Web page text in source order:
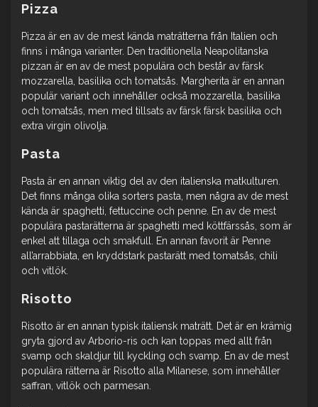
Pizza
Pizza är en av de mest kända maträtterna från Italien och
finns i många varianter. Den traditionella Neapolitanska
pizzan är en av de mest populära och består av färsk
mozzarella, basilika och tomatsås. Margherita är en annan
populär variant och innehåller också mozzarella, basilika
och tomatsås, men med tillsats av färsk färsk basilika och
extra virgin olivolja.
Pasta
Pasta är en annan viktig del av den italienska matkulturen.
Det finns många olika sorters pasta, men några av de mest
kända är spaghetti, fettuccine och penne. En av de mest
populära pastarätterna är spaghetti med köttfärssås, som är
enkel att tillaga och smakfull. En annan favorit är Penne
all’arrabbiata, en kryddstark pastarätt med tomatsås, chili
och vitlök.
Risotto
Risotto är en annan typisk italiensk maträtt. Det är en krämig
gryta gjord av Arborio-ris och kan toppas med allt från
svamp och skaldjur till kyckling och svamp. En av de mest
populära rätterna är Risotto alla Milanese, som innehåller
saffran, vitlök och parmesan.